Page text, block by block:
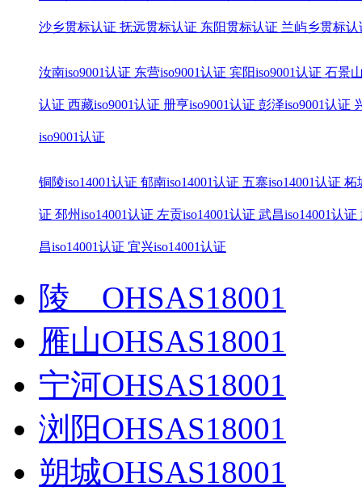
沙乡贯标认证 抚远贯标认证 东阳贯标认证 兰屿乡贯标认
汝南iso9001认证 东营iso9001认证 宾阳iso9001认证 石景
认证 西藏iso9001认证 册亨iso9001认证 彭泽iso9001认证
iso9001认证
铜陵iso14001认证 郁南iso14001认证 五寨iso14001认证 柘
证 邳州iso14001认证 左贡iso14001认证 武昌iso14001认证
昌iso14001认证 宜兴iso14001认证
陵 OHSAS18001
雁山OHSAS18001
宁河OHSAS18001
浏阳OHSAS18001
朔城OHSAS18001